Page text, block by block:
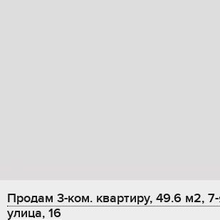
Продам 3-ком. квартиру, 49.6 м2,
улица, 16